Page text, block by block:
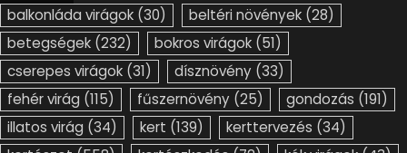
balkonláda virágok (30) beltéri növények (28)
betegségek (232) bokros virágok (51)
cserepes virágok (31) dísznövény (33)
fehér virág (115) fűszernövény (25) gondozás (191)
illatos virág (34) kert (139) kerttervezés (34)